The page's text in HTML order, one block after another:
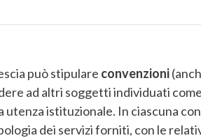
può stipulare convenzioni
ad altri soggetti individuati
utenza istituzionale. In ciascuna
dei servizi forniti, con le